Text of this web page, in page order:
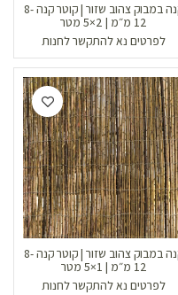
קנה במבוק צהוב שזור | קוטר קנה 8-
12 מ״מ | 2×5 מטר
לפרטים נא להתקשר לחנות
קנה במבוק צהוב שזור | קוטר קנה 8-
12 מ״מ | 1×5 מטר
לפרטים נא להתקשר לחנות